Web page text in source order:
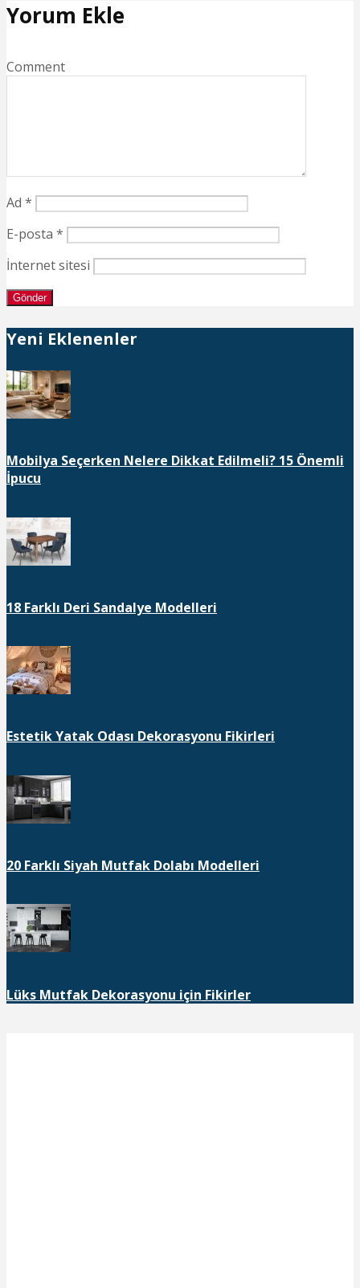
Yorum Ekle
Comment
Ad *
E-posta *
İnternet sitesi
Yeni Eklenenler
Mobilya Seçerken Nelere Dikkat Edilmeli? 15 Önemli
İpucu
18 Farklı Deri Sandalye Modelleri
Estetik Yatak Odası Dekorasyonu Fikirleri
20 Farklı Siyah Mutfak Dolabı Modelleri
Lüks Mutfak Dekorasyonu için Fikirler